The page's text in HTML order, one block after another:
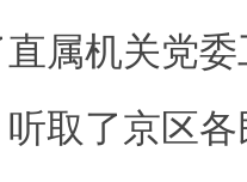
属机关党
取了京区